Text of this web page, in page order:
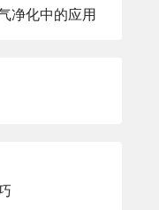
净化中的应用